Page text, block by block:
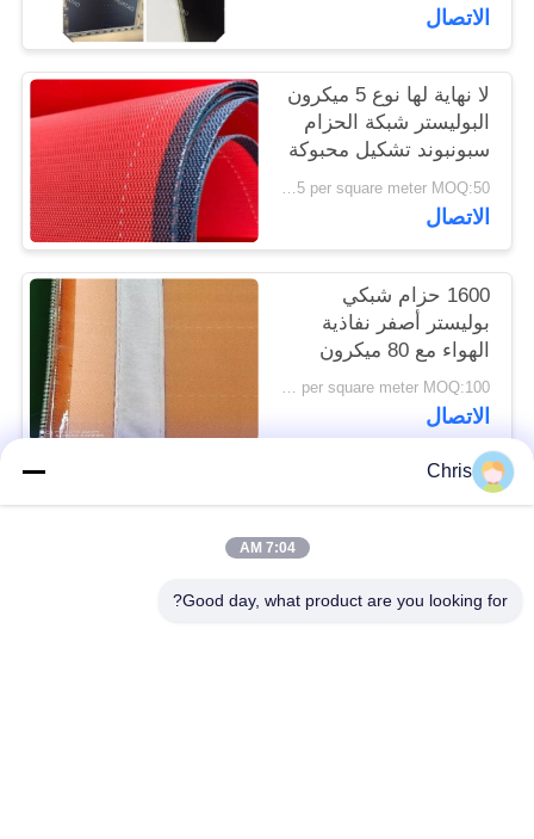
الاتصال
لا نهاية لها نوع 5 ميكرون
البوليستر شبكة الحزام
سبونبوند تشكيل محبوكة
US $20-25 per square meter MOQ:50 مترا مربعا
الاتصال
1600 حزام شبكي
بوليستر أصفر نفاذية
الهواء مع 80 ميكرون
US $45 per square meter MOQ:100 م 2
الاتصال
فئات شعبية
مادة غير منسوجة عجلة صناعية
Chris
7:04 AM
Good day, what product are you looking for?